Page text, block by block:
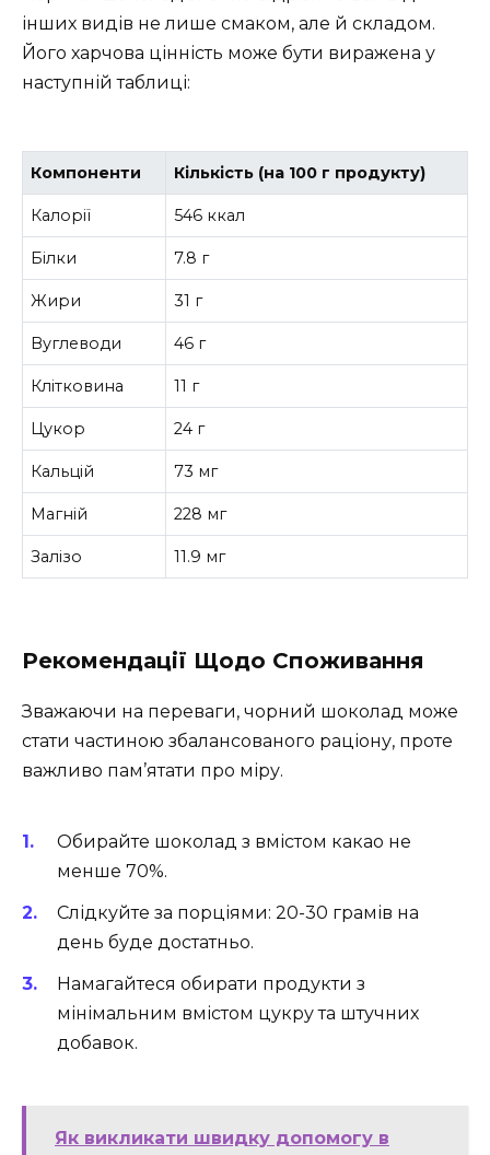
інших видів не лише смаком, але й складом.
Його харчова цінність може бути виражена у
наступній таблиці:
Компоненти Кількість (на 100 г продукту)
Калорії 546 ккал
Білки 7.8 г
Жири 31 г
Вуглеводи 46 г
Клітковина 11 г
Цукор 24 г
Кальцій 73 мг
Магній 228 мг
Залізо 11.9 мг
Рекомендації Щодо Споживання
Зважаючи на переваги, чорний шоколад може
стати частиною збалансованого раціону, проте
важливо пам’ятати про міру.
Обирайте шоколад з вмістом какао не
менше 70%.
Слідкуйте за порціями: 20-30 грамів на
день буде достатньо.
Намагайтеся обирати продукти з
мінімальним вмістом цукру та штучних
добавок.
Як викликати швидку допомогу в